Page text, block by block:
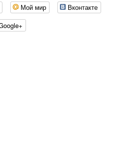
Мой мир
Вконтакте